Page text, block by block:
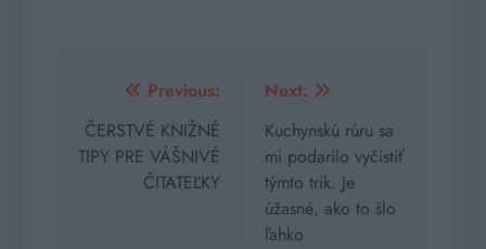
Navigácia
v
článku
Previous:
ČERSTVÉ KNIŽNÉ
TIPY PRE VÁŠNIVÉ
ČITATEĽKY
Next:
Kuchynskú rúru sa
mi podarilo vyčistiť
týmto trik. Je
úžasné, ako to šlo
ľahko